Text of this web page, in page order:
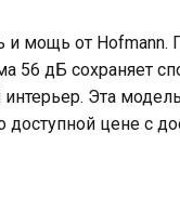
мощь от
56 дБ сохраняет
Эта
цене с